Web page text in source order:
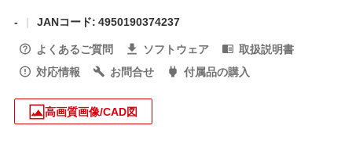
-
JANコード: 4950190374237
よくあるご質問
ソフトウェア
取扱説明書
対応情報
お問合せ 付属品の購入
高画質画像/CAD図